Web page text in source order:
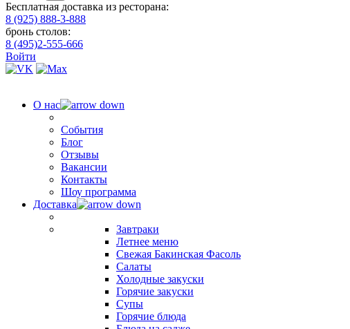
Бесплатная доставка из ресторана:
8 (925) 888-3-888
бронь столов:
8 (495)2-555-666
Войти
О нас
События
Блог
Отзывы
Вакансии
Контакты
Шоу программа
Доставка
Завтраки
Летнее меню
Свежая Бакинская Фасоль
Салаты
Холодные закуски
Горячие закуски
Супы
Горячие блюда